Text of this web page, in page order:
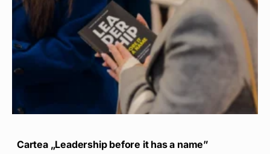
Cartea „Leadership before it has a name”